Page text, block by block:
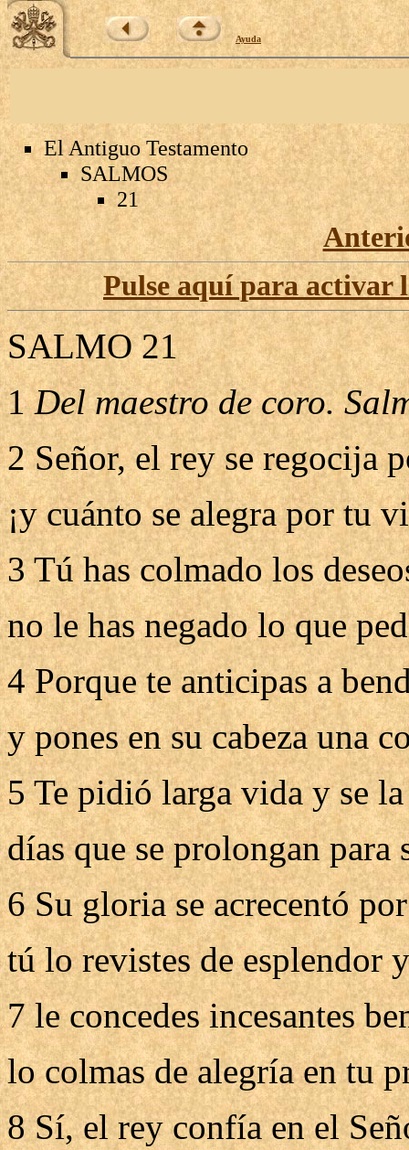
Ayuda
El Antiguo Testamento
SALMOS
21
Pulse aquí para activar
SALMO 21
1Del maestro de coro.
2 Señor, el rey se regocija
¡y cuánto se alegra por tu
3 Tú has colmado los
no le has negado lo que
4 Porque te anticipas a
y pones en su cabeza una
5 Te pidió larga vida y se
días que se prolongan para
6 Su gloria se acrecentó
tú lo revistes de esplendor
7 le concedes incesantes
lo colmas de alegría en tu
8 Sí, el rey confía en el